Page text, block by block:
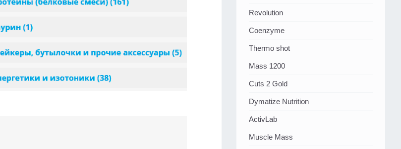
Revolution
Coenzyme
Thermo shot
Mass 1200
Cuts 2 Gold
Dymatize Nutrition
ActivLab
Muscle Mass